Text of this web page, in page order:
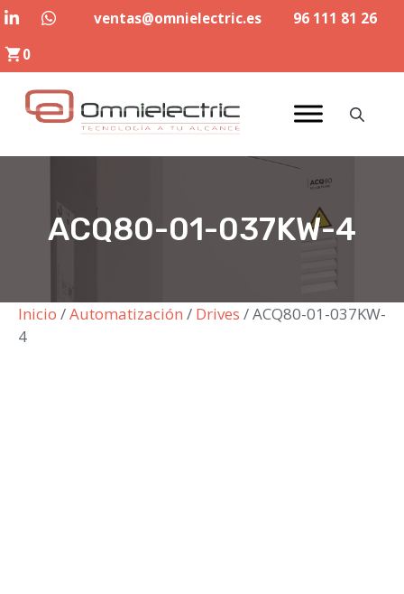
Saltar
contenido
ventas@omnielectric.es
96 111 81 26
0
ACQ80-01-037KW-4
Inicio /Automatización / Drives / ACQ80-01-037KW-
4